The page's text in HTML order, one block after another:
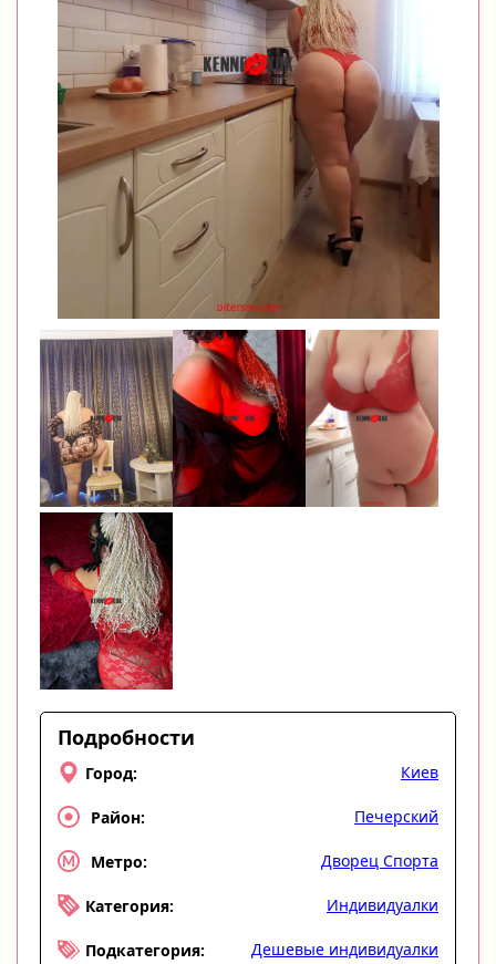
Подробности
Город: Киев
Район: Печерский
Метро: Дворец Спорта
Категория: Индивидуалки
Подкатегория: Дешевые индивидуалки